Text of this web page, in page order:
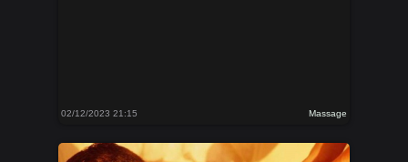
02/12/2023 21:15 Massage